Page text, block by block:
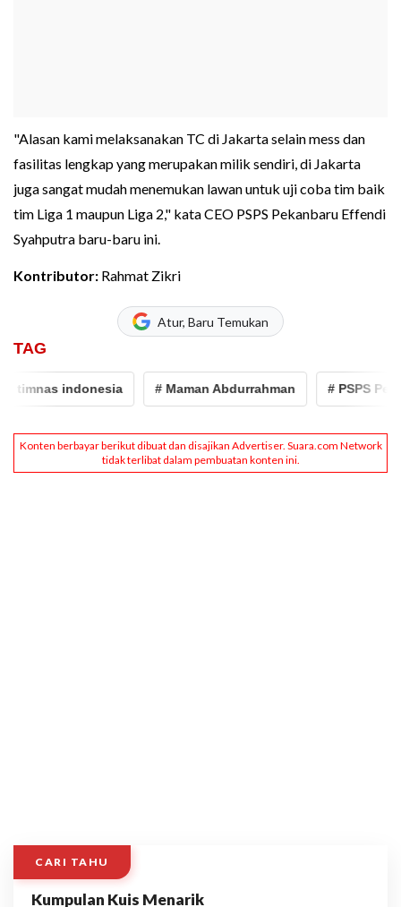
"Alasan kami melaksanakan TC di Jakarta selain mess dan
fasilitas lengkap yang merupakan milik sendiri, di Jakarta
juga sangat mudah menemukan lawan untuk uji coba tim baik
tim Liga 1 maupun Liga 2," kata CEO PSPS Pekanbaru Effendi
Syahputra baru-baru ini.
Kontributor: Rahmat Zikri
Atur, Baru Temukan
TAG
indonesia # Maman Abdurrahman # PSPS
CARI TAHU
Kumpulan Kuis Menarik